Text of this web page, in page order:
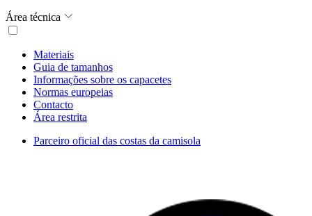
Área técnica
Materiais
Guia de tamanhos
Informações sobre os capacetes
Normas europeias
Contacto
Área restrita
Parceiro oficial das costas da camisola